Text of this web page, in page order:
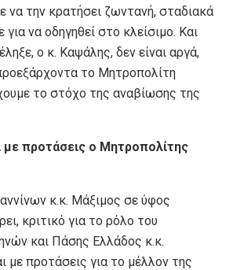
να την κρατήσει ζωντανή, σταδιακά
να οδηγηθεί στο κλείσιμο. Και
ο κ. Καψάλης, δεν είναι αργά,
το Μητροπολίτη
το στόχο της αναβίωσης της
με προτάσεις ο Μητροπολίτης
κ.κ. Μάξιμος σε ύφος
κριτικό για το ρόλο του
και Πάσης Ελλάδος κ.κ.
με προτάσεις για το μέλλον της